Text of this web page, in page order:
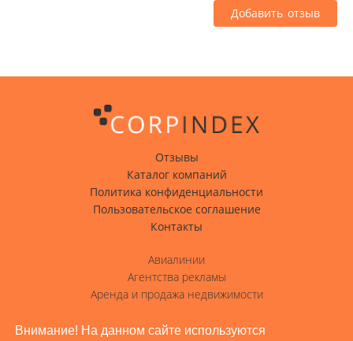
Внимание! На данном сайте используются
Добавить отзыв
Отзывы
Каталог компаний
Политика конфиденциальности
Пользовательское соглашение
Контакты
Авиалинии
Агентства рекламы
Аренда и продажа недвижимости
Гостиницы, отели